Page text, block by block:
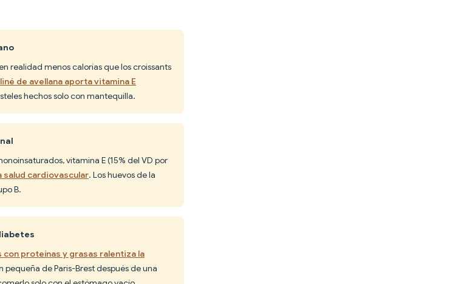
realidad menos calorías que los croissants
de avellana aporta vitamina E
hechos solo con mantequilla.
vitamina E (15% del VD por
cardiovascular. Los huevos de la
B.
proteínas y grasas ralentiza la
pequeña de Paris-Brest después de una